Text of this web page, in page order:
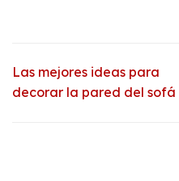
Las mejores ideas para
decorar la pared del sofá